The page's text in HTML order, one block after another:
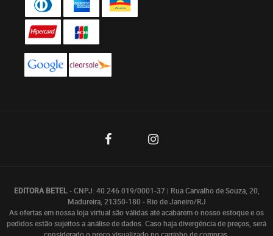
EDITORA BETEL- CNPJ: 40.246.019/0001-37 | Rua Carvalho de Souza, 20,
Madureira, 21350-180 - Rio de Janeiro/RJ
As ofertas em nossa loja virtual são válidas até acabarem o nosso estoque e os
pedidos estão sujeitos a análise de dados. Caso haja divergência de preços, será